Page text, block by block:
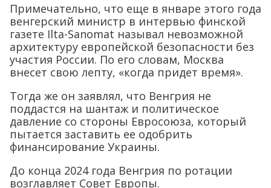
Примечательно, что еще в январе этого года
венгерский министр в интервью финской
газете Ilta-Sanomat называл невозможной
архитектуру европейской безопасности без
участия России. По его словам, Москва
внесет свою лепту, «когда придет время».
Тогда же он заявлял, что Венгрия не
поддастся на шантаж и политическое
давление со стороны Евросоюза, который
пытается заставить ее одобрить
финансирование Украины.
До конца 2024 года Венгрия по ротации
возглавляет Совет Европы.